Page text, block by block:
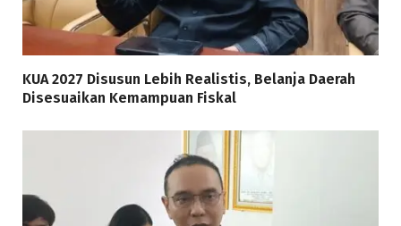
KUA 2027 Disusun Lebih Realistis, Belanja Daerah
Disesuaikan Kemampuan Fiskal